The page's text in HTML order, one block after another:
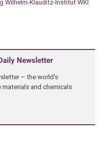
Wilhelm-Klauditz-Institut WKI
Newsletter
– the world's
and chemicals